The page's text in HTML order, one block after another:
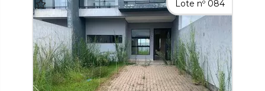
Lote nº 084